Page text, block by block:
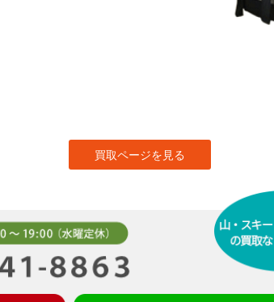
買取ページを見る